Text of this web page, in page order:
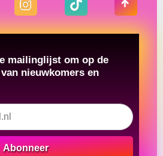
mailinglijst om op de
nieuwkomers en
Abonneer